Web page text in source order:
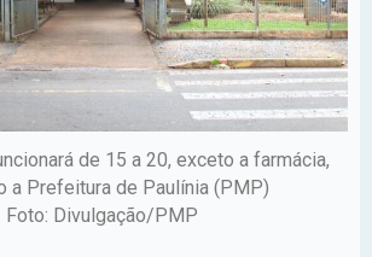
de 15 a 20, exceto a farmácia,
a Prefeitura de Paulínia (PMP)
Foto: Divulgação/PMP